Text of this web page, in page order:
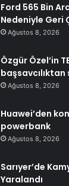
Ford 565 Bin
Nedeniyle Geri
Ağustos 8, 2026
Özgür Özel’in
Ağustos 8, 2026
Huawei’den
powerbank
Ağustos 8, 2026
Sarıyer’de
Yaralandı